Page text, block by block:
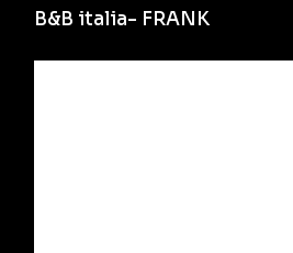
B&B italia- FRANK